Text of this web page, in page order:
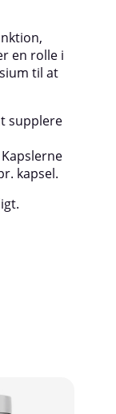
en rolle i
til at
supplere
kapsel.